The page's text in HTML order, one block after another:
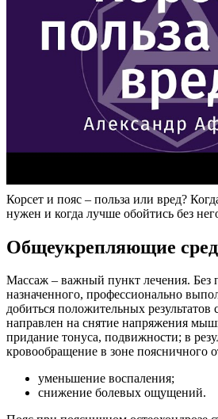
Корсет и пояс – польза или вред?
нужен и когда лучше обойтись без
Общеукрепляющие
Массаж – важный пункт лечения. Без
назначенного, профессионально
добиться положительных
направлен на снятие напряжения
придание тонуса, подвижности; в
кровообращение в зоне поясничного
уменьшение воспаления;
снижение болевых ощущений.